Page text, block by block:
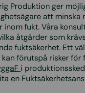
Produktion ger
att minska
inom fukt. Våra
åtgärder som
fuktsäkerhet. Ett
förutspå risker för
i
en